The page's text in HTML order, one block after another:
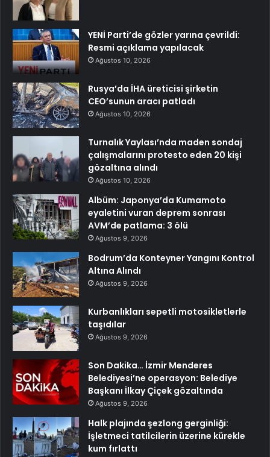
YENİ Parti’de gözler yarına çevrildi:
Resmi açıklama yapılacak
Ağustos 10, 2026
Rusya’da İHA üreticisi şirketin
CEO’sunun aracı patladı
Ağustos 10, 2026
Turnalık Yaylası’nda maden sondaj
çalışmalarını protesto eden 20 kişi
gözaltına alındı
Ağustos 10, 2026
Albüm: Japonya’da Kumamoto
eyaletini vuran deprem sonrası
AVM’de patlama: 3 ölü
Ağustos 9, 2026
Bodrum’da Konteyner Yangını Kontrol
Altına Alındı
Ağustos 9, 2026
Kurbanlıkları sepetli motosikletlerle
taşıdılar
Ağustos 9, 2026
Son Dakika… İzmir Menderes
Belediyesi’ne operasyon: Belediye
Başkanı İlkay Çiçek gözaltında
Ağustos 9, 2026
Halk plajında şezlong gerginliği:
İşletmeci tatilcilerin üzerine kürekle
kum fırlattı